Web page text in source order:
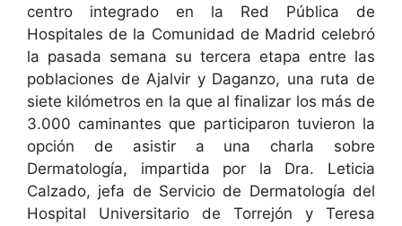
centro integrado en la Red Pública de
Hospitales de la Comunidad de Madrid celebró
la pasada semana su tercera etapa entre las
poblaciones de Ajalvir y Daganzo, una ruta de
siete kilómetros en la que al finalizar los más de
3.000 caminantes que participaron tuvieron la
opción de asistir a una charla sobre
Dermatología, impartida por la Dra. Leticia
Calzado, jefa de Servicio de Dermatología del
Hospital Universitario de Torrejón y Teresa